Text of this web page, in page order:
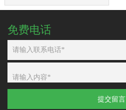
免费电话
提交留言